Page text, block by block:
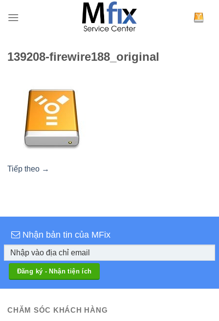
qua
139208-firewire188_original
Tiếp theo →
Nhận bản tin của MFix
CHĂM SÓC KHÁCH HÀNG